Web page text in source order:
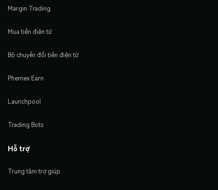
Margin Trading
Mua tiền điện tử
Bộ chuyển đổi tiền điện tử
Phemex Earn
Launchpool
Trading Bots
Hỗ trợ
Trung tâm trợ giúp